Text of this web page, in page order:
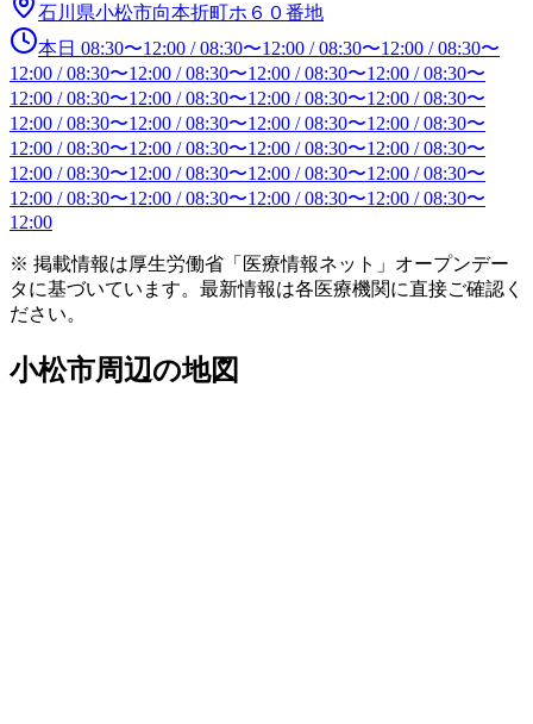
石川県小松市向本折町ホ６０番地
本日 08:30〜12:00 /08:30〜12:00 /08:30〜12:00 /08:30〜
12:00 /08:30〜12:00 /08:30〜12:00 /08:30〜12:00 /08:30〜
12:00 /08:30〜12:00 /08:30〜12:00 /08:30〜12:00 /08:30〜
12:00 /08:30〜12:00 /08:30〜12:00 /08:30〜12:00 /08:30〜
12:00 /08:30〜12:00 /08:30〜12:00 /08:30〜12:00 /08:30〜
12:00 /08:30〜12:00 /08:30〜12:00 /08:30〜12:00 /08:30〜
12:00 /08:30〜12:00 /08:30〜12:00 /08:30〜12:00 /08:30〜
12:00
※ 掲載情報は厚生労働省「医療情報ネット」オープンデー
タに基づいています。最新情報は各医療機関に直接ご確認く
ださい。
小松市周辺の地図